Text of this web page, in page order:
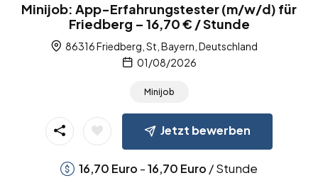
Minijob: App-Erfahrungstester (m/w/d) für
Friedberg – 16,70 € / Stunde
86316 Friedberg, St, Bayern, Deutschland
01/08/2026
Minijob
Jetzt bewerben
16,70 Euro -16,70 Euro / Stunde